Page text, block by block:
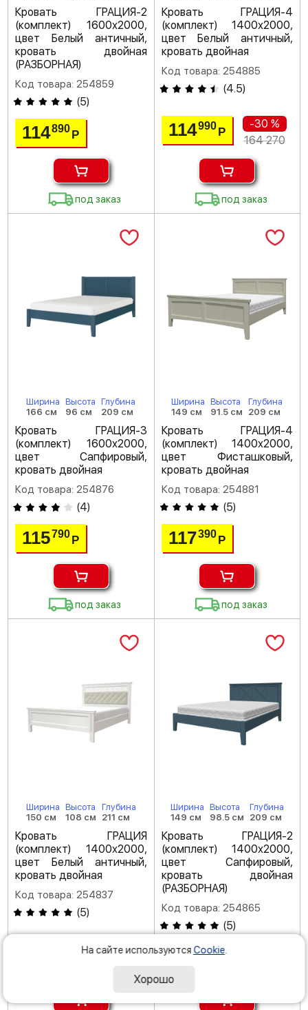
Кровать ГРАЦИЯ-2
(комплект) 1600х2000,
цвет Белый античный,
кровать двойная
(РАЗБОРНАЯ)
Код товара: 254859
(5)
114890 Р
под заказ
Кровать ГРАЦИЯ-4
(комплект) 1400х2000,
цвет Белый античный,
кровать двойная
Код товара: 254885
(4.5)
114990 Р
-30 %
164 270
под заказ
Ширина
166 см
Высота
96 см
Глубина
209 см
Кровать ГРАЦИЯ-3
(комплект) 1600х2000,
цвет Сапфировый,
кровать двойная
Код товара: 254876
(4)
115790 Р
под заказ
Ширина
149 см
Высота
91.5 см
Глубина
209 см
Кровать ГРАЦИЯ-4
(комплект) 1400х2000,
цвет Фисташковый,
кровать двойная
Код товара: 254881
(5)
117390 Р
под заказ
Ширина
150 см
Высота
108 см
Глубина
211 см
Кровать ГРАЦИЯ
(комплект) 1400х2000,
цвет Белый античный,
кровать двойная
Код товара: 254837
(5)
Ширина
149 см
Высота
98.5 см
Глубина
209 см
Кровать ГРАЦИЯ-2
(комплект) 1400х2000,
цвет Сапфировый,
кровать двойная
(РАЗБОРНАЯ)
Код товара: 254865
(5)
118790
На сайте используются Cookie
Хорошо